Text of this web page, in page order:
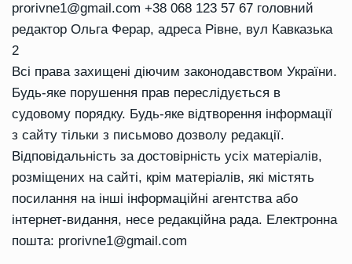
prorivne1@gmail.com +38 068 123 57 67 головний
редактор Ольга Ферар, адреса Рівне, вул Кавказька
2
Всі права захищені діючим законодавством України.
Будь-яке порушення прав переслідується в
судовому порядку. Будь-яке відтворення інформації
з сайту тільки з письмово дозволу редакції.
Відповідальність за достовірність усіх матеріалів,
розміщених на сайті, крім матеріалів, які містять
посилання на інші інформаційні агентства або
інтернет-видання, несе редакційна рада. Електронна
пошта: prorivne1@gmail.com